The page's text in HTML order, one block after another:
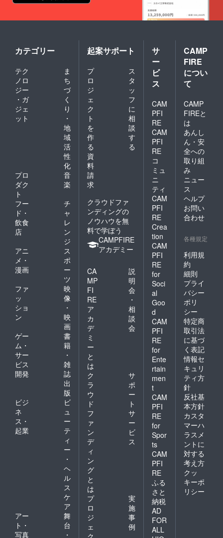
マ字の
間違い
のない
お願い
いたし
ます。
支援ご
本人の
名前以
外でも
ので、
ご希望
の名前
をご記
入くだ
さい）
＊掲載
するお
名前は
原則と
して個
人に限
らせて
いただ
きま
ターン
品で
す。 ＊
接郵便
局営業
時間外
は郵便
局駐車
場に車
を停め
す。そ
れ以外
の場合
はりぶ
ら駐車
場など
近隣の
駐車場
をご利
用くだ
さい。
金属プ
レート
につい
て ＊プ
のサイ
ズは約
5cm×約
20cmの
ものに
なりま
す ＊掲
示期間
は3年以
上とし
ます
が、予
期せぬ
天災等
によっ
て剥が
れ、修
復不可
能な場
合には
この限
りでは
ありま
せん。
＊掲載
項目は
お名前
（ロー
マ字）
の下に
SUPPO
RTERと
なりま
す。 ＊
名前は
原則と
して個
いただ
きま
す。
カテゴリー
テク
ノロ
ジー
・ガ
ジェ
ット
ま
ち
づ
く
り
・
地
域
活
性
化
プロ
ダク
ト
音
楽
フー
ド・
飲食
店
チ
ャ
レ
ン
ジ
アニ
メ・
漫画
ス
ポ
ー
ツ
ファ
ッ
ショ
ン
映
像
・
映
画
ゲー
ム・
サー
ビス
開発
書
籍
・
雑
誌
出
版
ビジ
ネ
ス・
起業
ビ
ュ
ー
テ
ィ
ー
・
ヘ
ル
ス
ケ
ア
アー
ト・
写真
舞
台
・
起案サポート
プ
ロ
ジ
ェ
ク
ト
を
作
る
ス
タ
ッ
フ
に
相
談
す
る
資
料
請
求
クラウドファ
ンディングの
ノウハウを無
料で学ぼう
CAMPFIRE
アカデミー
CA
MP
FI
RE
ア
カ
デ
ミ
ー
と
は
説
明
会
・
相
談
会
ク
ラ
ウ
ド
フ
ァ
ン
デ
ィ
ン
グ
と
は
サ
ポ
ー
ト
サ
ー
ビ
ス
プ
ロ
ジ
ェ
ク
実
施
事
例
サ
ー
ビ
ス
CAM
PFI
RE
CAM
PFI
RE
コ
ミュ
ニ
ティ
CAM
PFI
RE
Crea
tion
CAM
PFI
RE
for
Soci
al
Goo
d
CAM
PFI
RE
for
Ente
rtain
men
t
CAM
PFI
RE
for
Spor
ts
CAM
PFI
RE
ふる
さと
納税
AD
FOR
ALL
CAMP
FIRE
につい
て
CAMP
FIREと
は
あんし
ん・安
全への
取り組
み
ニュー
ス
ヘルプ
お問い
合わせ
各種規定
利用規
約
細則
プライ
バシー
ポリ
シー
特定商
取引法
に基づ
く表記
情報セ
キュリ
ティ方
針
反社基
本方針
カスタ
マーハ
ラスメ
ントに
対する
考え方
クッ
キーポ
リシー